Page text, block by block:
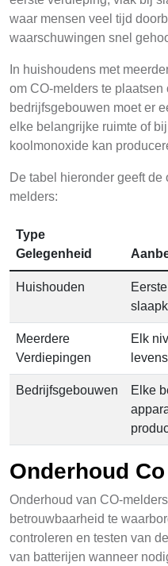
waar mensen veel tijd
waarschuwingen snel
In huishoudens met
om CO-melders te plaatsen
bedrijfsgebouwen moet er
elke belangrijke ruimte of
koolmonoxide kan
De tabel hieronder geeft
melders:
Type
Gelegenheid
Huishouden
Meerdere
Verdiepingen
Elk
Bedrijfsgebouwen
Elke
Onderhoud
Onderhoud van CO-
betrouwbaarheid te
controleren en testen van
van batterijen wanneer